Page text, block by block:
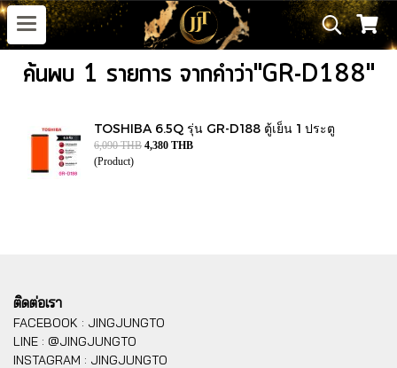
ค้นพบ 1 รายการ จากคำว่า"GR-D188"
TOSHIBA 6.5Q รุ่น GR-D188 ตู้เย็น 1 ประตู
6,090 THB 4,380 THB
(Product)
ติดต่อเรา
FACEBOOK : JINGJUNGTO
LINE : @JINGJUNGTO
INSTAGRAM : JINGJUNGTO